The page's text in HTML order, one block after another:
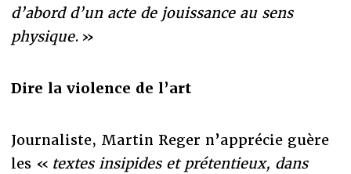
d’abord d’un acte de jouissance au sens
physique. »
Dire la violence de l’art
Journaliste, Martin Reger n’apprécie guère
les « textes insipides et prétentieux, dans